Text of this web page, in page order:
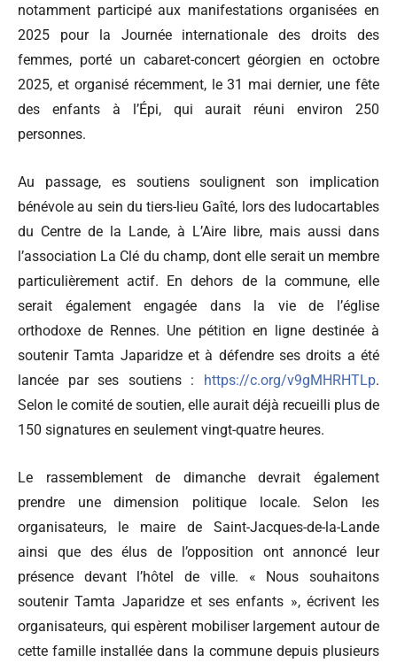
notamment participé aux manifestations organisées en
2025 pour la Journée internationale des droits des
femmes, porté un cabaret-concert géorgien en octobre
2025, et organisé récemment, le 31 mai dernier, une fête
des enfants à l’Épi, qui aurait réuni environ 250
personnes.
Au passage, es soutiens soulignent son implication
bénévole au sein du tiers-lieu Gaîté, lors des ludocartables
du Centre de la Lande, à L’Aire libre, mais aussi dans
l’association La Clé du champ, dont elle serait un membre
particulièrement actif. En dehors de la commune, elle
serait également engagée dans la vie de l’église
orthodoxe de Rennes. Une pétition en ligne destinée à
soutenir Tamta Japaridze et à défendre ses droits a été
lancée par ses soutiens :
https://c.org/v9gMHRHTLp.
Selon le comité de soutien, elle aurait déjà recueilli plus de
150 signatures en seulement vingt-quatre heures.
Le rassemblement de dimanche devrait également
prendre une dimension politique locale. Selon les
organisateurs, le maire de Saint-Jacques-de-la-Lande
ainsi que des élus de l’opposition ont annoncé leur
présence devant l’hôtel de ville. « Nous souhaitons
soutenir Tamta Japaridze et ses enfants », écrivent les
organisateurs, qui espèrent mobiliser largement autour de
cette famille installée dans la commune depuis plusieurs